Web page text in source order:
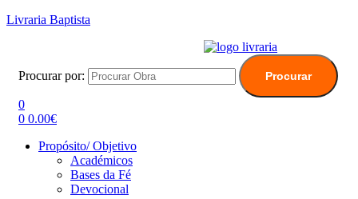
Livraria Baptista
Procurar por: Procurar
0
0 0.00€
Propósito/ Objetivo
Académicos
Bases da Fé
Devocional